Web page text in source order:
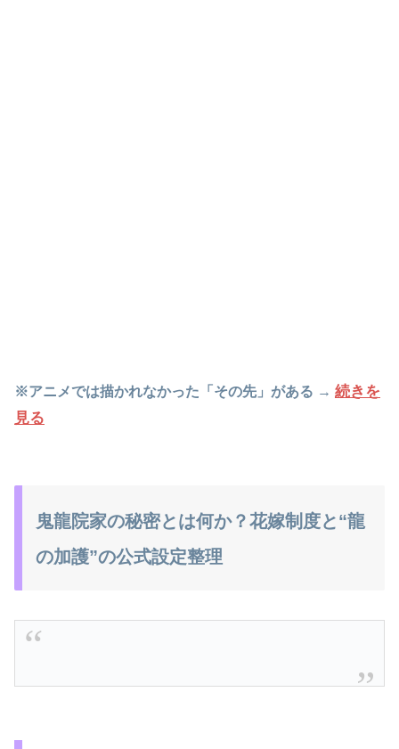
※アニメでは描かれなかった「その先」がある → 続きを
見る
鬼龍院家の秘密とは何か？花嫁制度と“龍
の加護”の公式設定整理